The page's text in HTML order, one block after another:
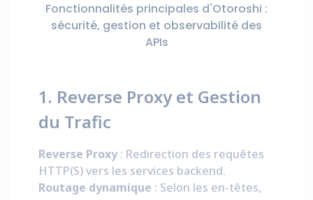
Fonctionnalités principales d'Otoroshi :
sécurité, gestion et observabilité des
APIs
1. Reverse Proxy et Gestion
du Trafic
Reverse Proxy: Redirection des requêtes
HTTP(S) vers les services backend.
Routage dynamique : Selon les en-têtes,